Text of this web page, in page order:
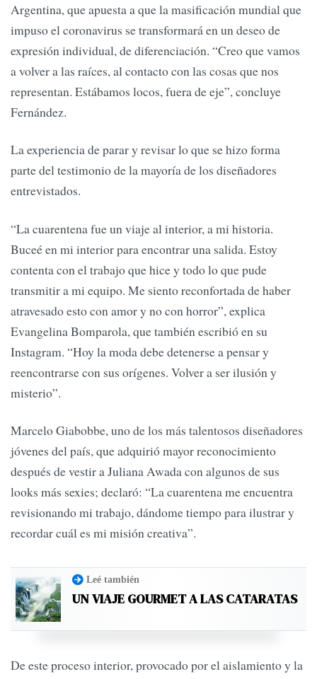
Argentina, que apuesta a que la masificación mundial que
impuso el coronavirus se transformará en un deseo de
expresión individual, de diferenciación. “Creo que vamos
a volver a las raíces, al contacto con las cosas que nos
representan. Estábamos locos, fuera de eje”, concluye
Fernández.
La experiencia de parar y revisar lo que se hizo forma
parte del testimonio de la mayoría de los diseñadores
entrevistados.
“La cuarentena fue un viaje al interior, a mi historia.
Buceé en mi interior para encontrar una salida. Estoy
contenta con el trabajo que hice y todo lo que pude
transmitir a mi equipo. Me siento reconfortada de haber
atravesado esto con amor y no con horror”, explica
Evangelina Bomparola, que también escribió en su
Instagram. “Hoy la moda debe detenerse a pensar y
reencontrarse con sus orígenes. Volver a ser ilusión y
misterio”.
Marcelo Giabobbe, uno de los más talentosos diseñadores
jóvenes del país, que adquirió mayor reconocimiento
después de vestir a Juliana Awada con algunos de sus
looks más sexies; declaró: “La cuarentena me encuentra
revisionando mi trabajo, dándome tiempo para ilustrar y
recordar cuál es mi misión creativa”.
Leé también
UN VIAJE GOURMET A LAS CATARATAS
De este proceso interior, provocado por el aislamiento y la